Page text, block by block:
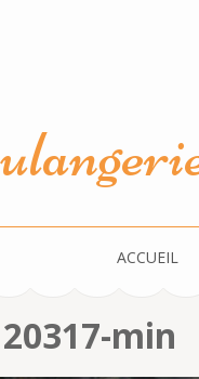
ACCUEIL
min